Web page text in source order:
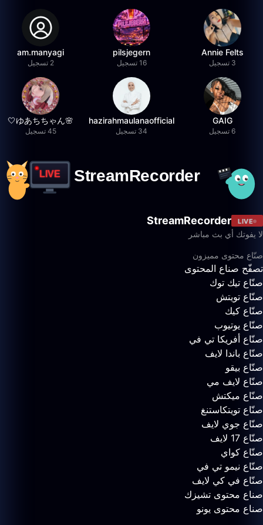
Annie Felts
3 تسجيل
pilsjegern
16 تسجيل
am.manyagi
2 تسجيل
GAIG
6 تسجيل
hazirahmaulanaofficial
34 تسجيل
🌸ゆあちちゃん🤍
45 تسجيل
LIVE
StreamRecorder
لا يفوتك أي بث مباشر
صنّاع محتوى مميزون
تصفّح صناع المحتوى
صنّاع تيك توك
صنّاع تويتش
صنّاع كيك
صنّاع يوتيوب
صنّاع أفريكا تي في
صنّاع باندا لايف
صنّاع بيقو
صنّاع لايف مي
صنّاع ميكتش
صنّاع تويتكاستنغ
صنّاع جوي لايف
صنّاع 17 لايف
صنّاع كواي
صنّاع نيمو تي في
صنّاع في كي لايف
صناع محتوى تشيزك
صناع محتوى يونو